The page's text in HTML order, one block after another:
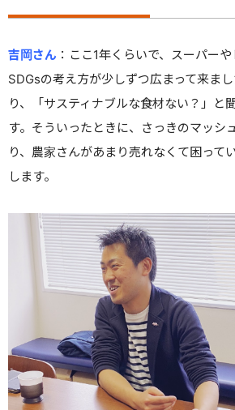
吉岡さん ： ここ1年くらいで、スーパーや
SDGsの考え方が少しずつ広まって来ま
り、「サスティナブルな食材ない？」と
す。そういったときに、さっきのマッシ
り、農家さんがあまり売れなくて困って
します。